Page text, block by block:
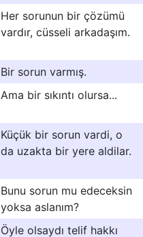
Her sorunun bir çözümü
vardır, cüsseli arkadaşım.
Bir sorun varmış.
Ama bir sıkıntı olursa...
Küçük bir sorun vardi, o
da uzakta bir yere aldilar.
Bunu sorun mu edeceksin
yoksa aslanım?
Öyle olsaydı telif hakkı